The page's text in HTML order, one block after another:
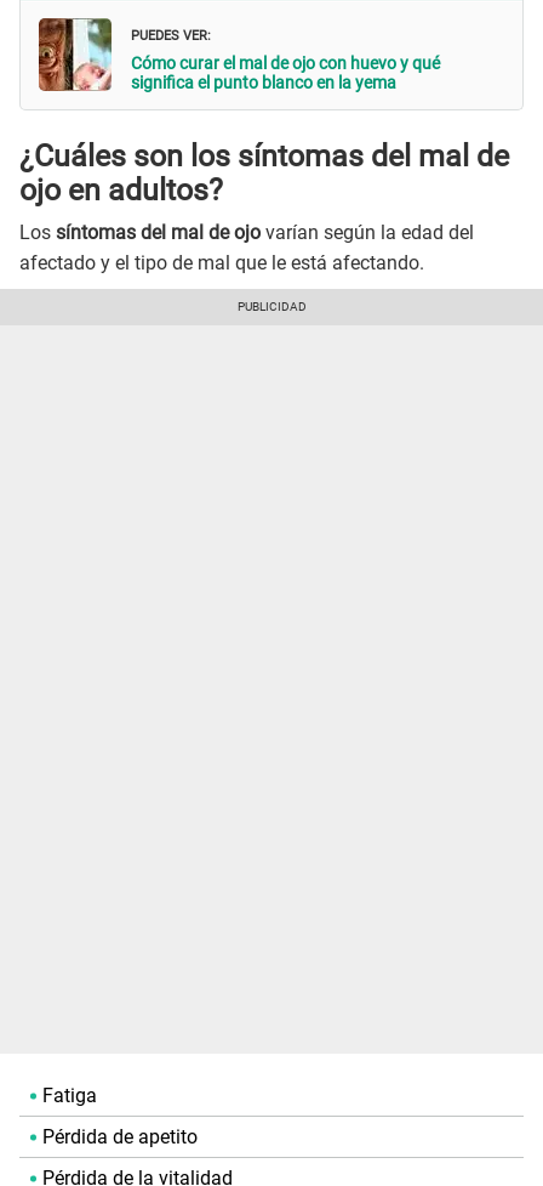
PUEDES VER:
Cómo curar el mal de ojo con huevo y qué
significa el punto blanco en la yema
¿Cuáles son los síntomas del mal de
ojo en adultos?
Los síntomas del mal de ojo varían según la edad del
afectado y el tipo de mal que le está afectando.
Fatiga
Pérdida de apetito
Pérdida de la vitalidad